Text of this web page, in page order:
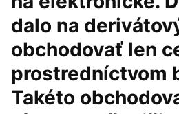
dalo na
obchodovať len
prostredníctvom
Takéto